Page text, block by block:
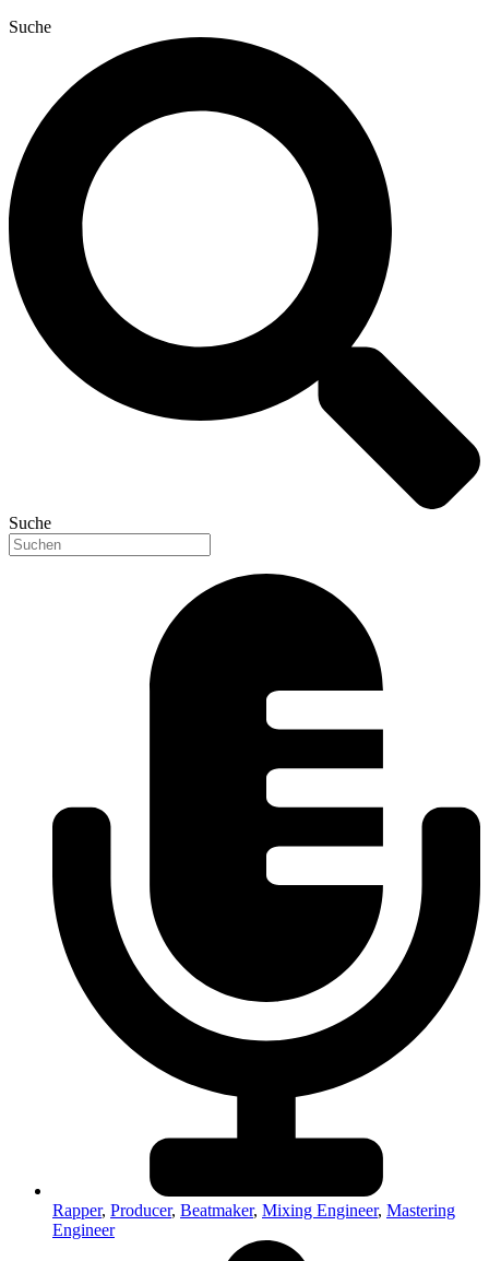
Suche
Suche
Rapper, Producer, Beatmaker, Mixing Engineer, Mastering
Engineer